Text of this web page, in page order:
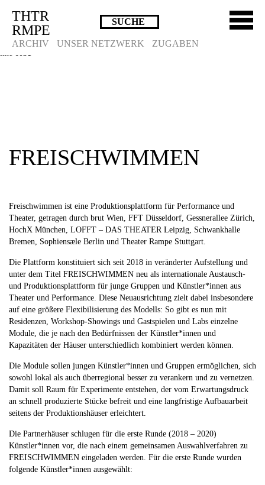
Deprecated
: Die Funktion post_permalink ist seit Version 4.4.0 veraltet!
Verwende stattdessen get_permalink(). in
/homepages/10/d43051023/htdocs/wordpress/wp-includes/functions.php
line 6031
THTR
RMPE
ARCHIV UNSER NETZWERK ZUGABEN
FREISCHWIMMEN
Freischwimmen ist eine Produktionsplattform für Performance und
Theater, getragen durch brut Wien, FFT Düsseldorf, Gessnerallee Zürich,
HochX München, LOFFT – DAS THEATER Leipzig, Schwankhalle
Bremen, Sophiensæle Berlin und Theater Rampe Stuttgart.
Die Plattform konstituiert sich seit 2018 in veränderter Aufstellung und
unter dem Titel FREISCHWIMMEN neu als internationale Austausch-
und Produktionsplattform für junge Gruppen und Künstler*innen aus
Theater und Performance. Diese Neuausrichtung zielt dabei insbesondere
auf eine größere Flexibilisierung des Modells: So gibt es nun mit
Residenzen, Workshop-Showings und Gastspielen und Labs einzelne
Module, die je nach den Bedürfnissen der Künstler*innen und
Kapazitäten der Häuser unterschiedlich kombiniert werden können.
Die Module sollen jungen Künstler*innen und Gruppen ermöglichen, sich
sowohl lokal als auch überregional besser zu verankern und zu vernetzen.
Damit soll Raum für Experimente entstehen, der vom Erwartungsdruck
an schnell produzierte Stücke befreit und eine langfristige Aufbauarbeit
seitens der Produktionshäuser erleichtert.
Die Partnerhäuser schlugen für die erste Runde (2018 – 2020)
Künstler*innen vor, die nach einem gemeinsamen Auswahlverfahren zu
FREISCHWIMMEN eingeladen werden. Für die erste Runde wurden
folgende Künstler*innen ausgewählt: